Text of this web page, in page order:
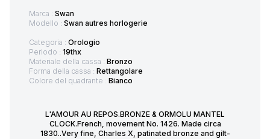
Marca : Swan
Modello : Swan autres horlogerie
Categoria : Orologio
Periodo : 19thx
Materiale della cassa : Bronzo
Forma della cassa : Rettangolare
Colore del quadrante : Bianco
L'AMOUR AU REPOS.BRONZE & ORMOLU MANTEL
CLOCK.French, movement No. 1426. Made circa
1830..Very fine, Charles X, patinated bronze and gilt-